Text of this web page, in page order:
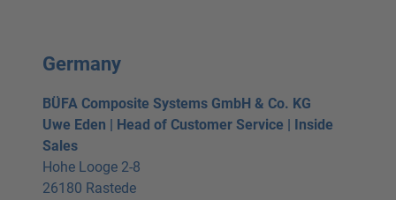
Germany
BÜFA Composite Systems GmbH & Co. KG
Uwe Eden | Head of Customer Service | Inside
Sales
Hohe Looge 2-8
26180 Rastede